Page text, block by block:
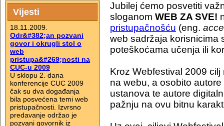
Vijesti
18.11.2009.
Odr&#382;an pozvani
govor i okrugli stol o
web
pristupa&#269;nosti na
CUC-u 2009
U sklopu 2. dana
konferencije CUC 2009
čak su dva događanja
bila posvećena temi web
pristupačnosti. Izvrsno
predavanje održao je
pozvani govornik iz
Jubilej ćemo posvetiti
sloganom WEB ZA SVE!
pristupačnošću (eng.
web sadržaja korisnicima
poteškoćama učenja ili
Kroz Webfestival 2009
na webu, a osobito
ustanova te autore
pažnju na ovu bitnu